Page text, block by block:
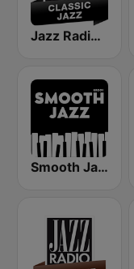
Jazz Radio Classic Jazz
Smooth Jazz - Groov